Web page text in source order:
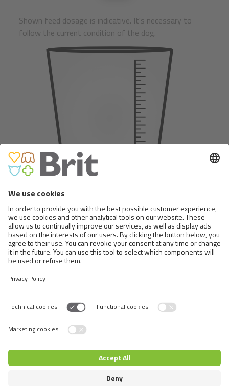
Shown feed dosage is indicative. It's necessary to
follow the current condition of the dog.
244
Dosis diaria
Switch language